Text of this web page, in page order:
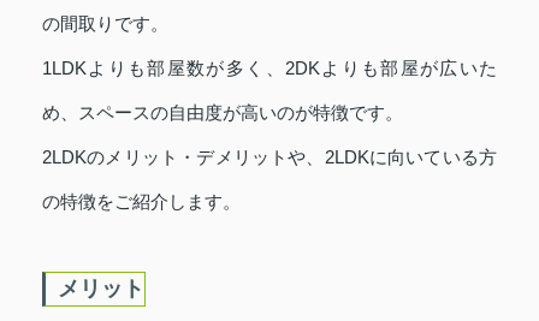
の間取りです。
1LDKよりも部屋数が多く、2DKよりも部屋が広いた
め、スペースの自由度が高いのが特徴です。
2LDKのメリット・デメリットや、2LDKに向いている方
の特徴をご紹介します。
メリット